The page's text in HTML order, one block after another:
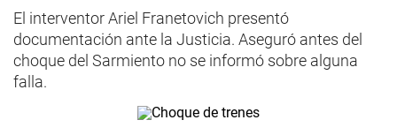
El interventor Ariel Franetovich presentó
documentación ante la Justicia. Aseguró antes del
choque del Sarmiento no se informó sobre alguna
falla.